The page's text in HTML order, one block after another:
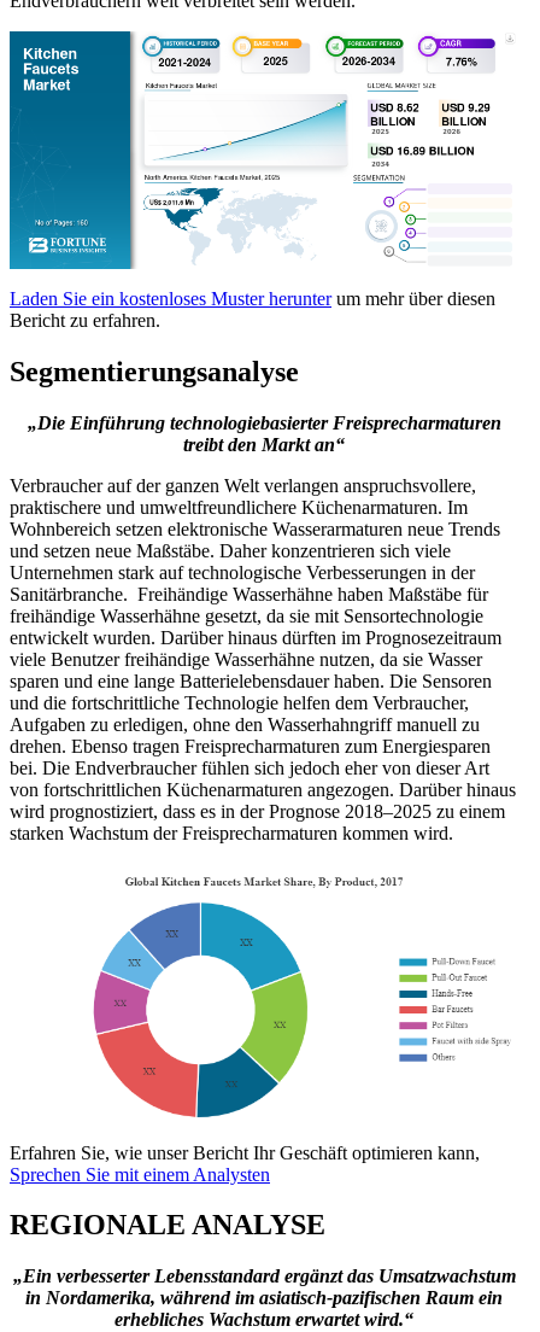
Laden Sie ein kostenloses Muster herunterum mehr über diesen
Bericht zu erfahren.
Segmentierungsanalyse
„Die Einführung technologiebasierter Freisprecharmaturen
treibt den Markt an“
Verbraucher auf der ganzen Welt verlangen anspruchsvollere,
praktischere und umweltfreundlichere Küchenarmaturen. Im
Wohnbereich setzen elektronische Wasserarmaturen neue Trends
und setzen neue Maßstäbe. Daher konzentrieren sich viele
Unternehmen stark auf technologische Verbesserungen in der
Sanitärbranche. Freihändige Wasserhähne haben Maßstäbe für
freihändige Wasserhähne gesetzt, da sie mit Sensortechnologie
entwickelt wurden. Darüber hinaus dürften im Prognosezeitraum
viele Benutzer freihändige Wasserhähne nutzen, da sie Wasser
sparen und eine lange Batterielebensdauer haben. Die Sensoren
und die fortschrittliche Technologie helfen dem Verbraucher,
Aufgaben zu erledigen, ohne den Wasserhahngriff manuell zu
drehen. Ebenso tragen Freisprecharmaturen zum Energiesparen
bei. Die Endverbraucher fühlen sich jedoch eher von dieser Art
von fortschrittlichen Küchenarmaturen angezogen. Darüber hinaus
wird prognostiziert, dass es in der Prognose 2018–2025 zu einem
starken Wachstum der Freisprecharmaturen kommen wird.
Erfahren Sie, wie unser Bericht Ihr Geschäft optimieren kann,
Sprechen Sie mit einem Analysten
REGIONALE ANALYSE
„Ein verbesserter Lebensstandard ergänzt das Umsatzwachstum
in Nordamerika, während im asiatisch-pazifischen Raum ein
erhebliches Wachstum erwartet wird.“